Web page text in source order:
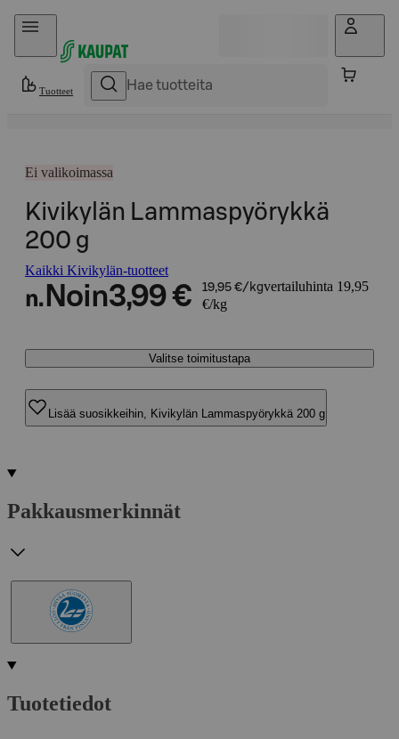
Hyppää sisältöön
Tuotteet
Ei valikoimassa
Kivikylän Lammaspyörykkä
200 g
Kaikki Kivikylän-tuotteet
n. Noin3,99 € 19,95 €/kgvertailuhinta 19,95
€/kg
Valitse toimitustapa
Lisää suosikkeihin, Kivikylän Lammaspyörykkä 200 g
Pakkausmerkinnät
Tuotetiedot